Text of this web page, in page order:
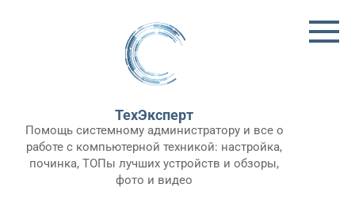
ТехЭксперт
Помощь системному администратору и все о
работе с компьютерной техникой: настройка,
починка, ТОПы лучших устройств и обзоры,
фото и видео